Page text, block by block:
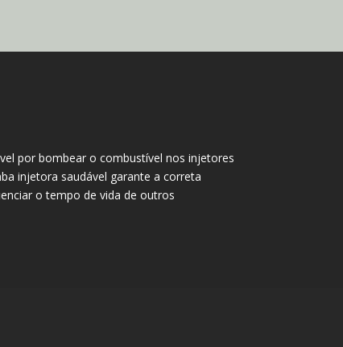
por bombear o combustível nos injetores
injetora saudável garante a correta
o tempo de vida de outros